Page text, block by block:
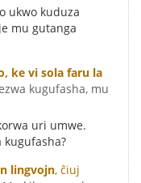
ukwo kuduza
mu gutanga
ke vi sola faru la
kugufasha, mu
uri umwe.
kugufasha?
lingvojn, ĉiuj